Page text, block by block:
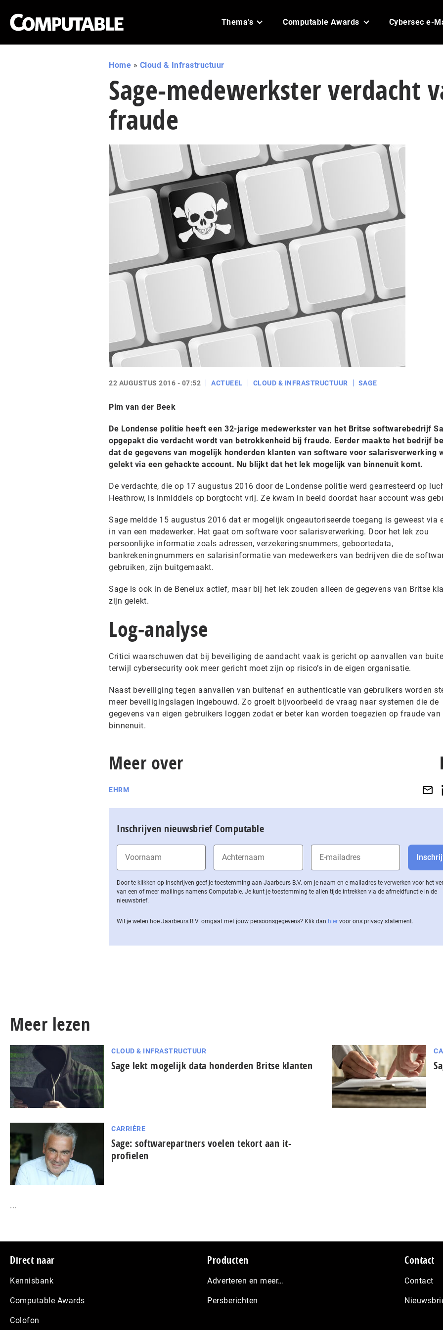
Thema’s Computable Awards Cybersec e-
Home » Cloud & Infrastructuur
Sage-medewerkster verdacht
fraude
22 AUGUSTUS 2016 - 07:52 ACTUEEL CLOUD & INFRASTRUCTUUR SAGE
Pim van der Beek
De Londense politie heeft een 32-jarige medewerkster van het Britse softwarebedrijf
opgepakt die verdacht wordt van betrokkenheid bij fraude. Eerder maakte het bedrijf
dat de gegevens van mogelijk honderden klanten van software voor salarisverwerking
gelekt via een gehackte account. Nu blijkt dat het lek mogelijk van binnenuit komt.
De verdachte, die op 17 augustus 2016 door de Londense politie werd gearresteerd op
Heathrow, is inmiddels op borgtocht vrij. Ze kwam in beeld doordat haar account was
Sage meldde 15 augustus 2016 dat er mogelijk ongeautoriseerde toegang is geweest via
in van een medewerker. Het gaat om software voor salarisverwerking. Door het lek zou
persoonlijke informatie zoals adressen, verzekeringsnummers, geboortedata,
bankrekeningnummers en salarisinformatie van medewerkers van bedrijven die de
gebruiken, zijn buitgemaakt.
Sage is ook in de Benelux actief, maar bij het lek zouden alleen de gegevens van Britse
zijn gelekt.
Log-analyse
Critici waarschuwen dat bij beveiliging de aandacht vaak is gericht op aanvallen van
terwijl cybersecurity ook meer gericht moet zijn op risico’s in de eigen organisatie.
Naast beveiliging tegen aanvallen van buitenaf en authenticatie van gebruikers worden
meer beveiligingslagen ingebouwd. Zo groeit bijvoorbeeld de vraag naar systemen die de
gegevens van eigen gebruikers loggen zodat er beter kan worden toegezien op fraude van
binnenuit.
Meer over
EHRM
Inschrijven nieuwsbrief Computable
Door te klikken op inschrijven geef je toestemming aan Jaarbeurs B.V. om je naam en e-mailadres te verwerken voor het
van een of meer mailings namens Computable. Je kunt je toestemming te allen tijde intrekken via de af­meld­func­tie in de
nieuwsbrief.
Wil je weten hoe Jaarbeurs B.V. omgaat met jouw per­soons­ge­ge­vens? Klik dan hier voor ons privacy statement.
Meer lezen
CLOUD & INFRASTRUCTUUR
Sage lekt mogelijk data honderden Britse klanten
CARRIÈRE
Sage: softwarepartners voelen tekort aan it-
profielen
...
Footer
Direct naar
Kennisbank
Computable Awards
Colofon
Producten
Adverteren en meer…
Persberichten
Contact
Contact